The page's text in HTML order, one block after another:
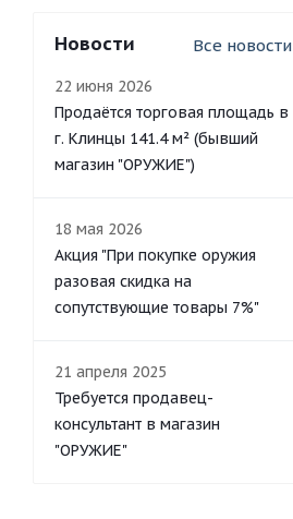
Новости Все новости
22 июня 2026
Продаётся торговая площадь в
г. Клинцы 141.4 м² (бывший
магазин "ОРУЖИЕ")
18 мая 2026
Акция "При покупке оружия
разовая скидка на
сопутствующие товары 7%"
21 апреля 2025
Требуется продавец-
консультант в магазин
"ОРУЖИЕ"